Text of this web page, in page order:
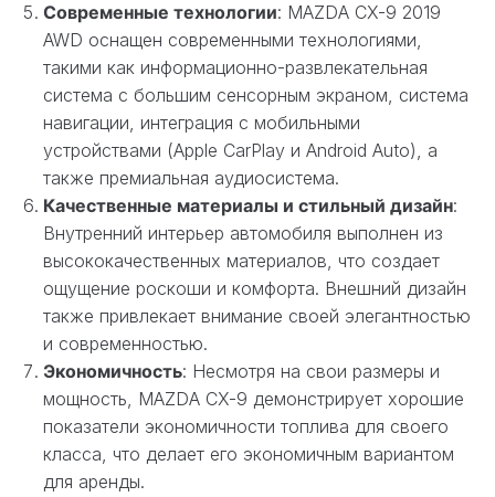
Современные технологии: MAZDA CX-9 2019
AWD оснащен современными технологиями,
такими как информационно-развлекательная
система с большим сенсорным экраном, система
навигации, интеграция с мобильными
устройствами (Apple CarPlay и Android Auto), а
также премиальная аудиосистема.
Качественные материалы и стильный дизайн:
Внутренний интерьер автомобиля выполнен из
высококачественных материалов, что создает
ощущение роскоши и комфорта. Внешний дизайн
также привлекает внимание своей элегантностью
и современностью.
Экономичность: Несмотря на свои размеры и
мощность, MAZDA CX-9 демонстрирует хорошие
показатели экономичности топлива для своего
класса, что делает его экономичным вариантом
для аренды.